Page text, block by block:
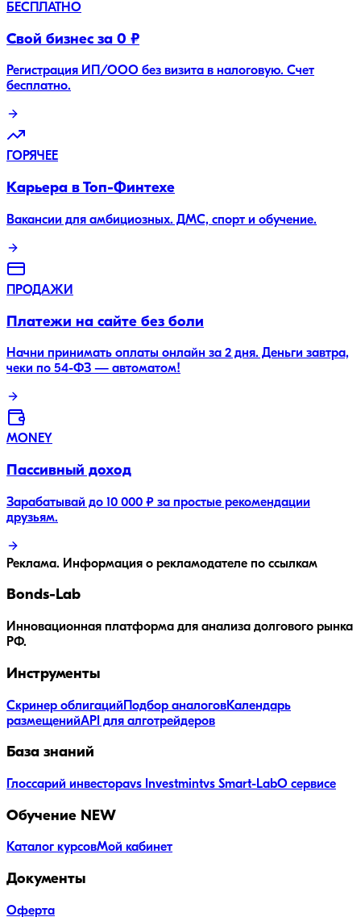
БЕСПЛАТНО
Свой бизнес за 0 ₽
Регистрация ИП/ООО без визита в налоговую. Счет
бесплатно.
ГОРЯЧЕЕ
Карьера в Топ-Финтехе
Вакансии для амбициозных. ДМС, спорт и обучение.
ПРОДАЖИ
Платежи на сайте без боли
Начни принимать оплаты онлайн за 2 дня. Деньги завтра,
чеки по 54-ФЗ — автоматом!
MONEY
Пассивный доход
Зарабатывай до 10 000 ₽ за простые рекомендации
друзьям.
Реклама. Информация о рекламодателе по ссылкам
Bonds-Lab
Инновационная платформа для анализа долгового рынка
РФ.
Инструменты
Скринер облигаций Подбор аналоговКалендарь
размещенийAPI для алготрейдеров
База знаний
Глоссарий инвестораvs Investmintvs Smart-LabО сервисе
Обучение NEW
Каталог курсовМой кабинет
Документы
Оферта